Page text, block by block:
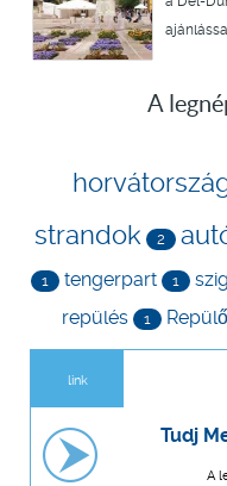
A
strandok 2
1 tengerpart 1
repülés 1
link
Tudj
A